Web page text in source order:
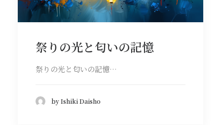
祭りの光と匂いの記憶
祭りの光と匂いの記憶…
by Ishiki Daisho